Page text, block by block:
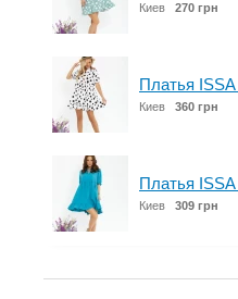
Киев 270 грн
Платья
Киев 360 грн
Платья
Киев 309 грн